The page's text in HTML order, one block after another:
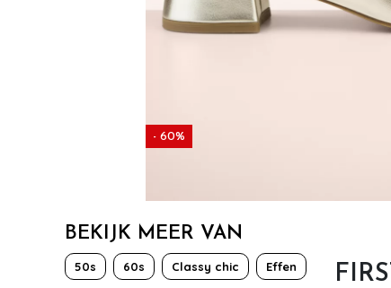
- 60%
BEKIJK MEER VAN
50s 60s Classy chic Effen